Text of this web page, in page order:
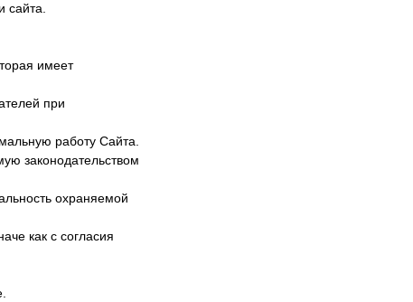
сайта.
имеет
при
работу Сайта.
законодательством
охраняемой
как с согласия